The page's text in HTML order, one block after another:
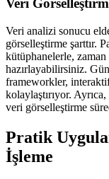
Veri
Veri analizi sonucu
görselleştirme şarttır.
kütüphanelerle,
hazırlayabilirsiniz.
frameworkler,
kolaylaştırıyor.
veri görselleştirme
Pratik
İşleme